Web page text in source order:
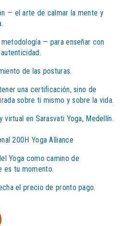
— el arte de calmar la mente y
— para enseñar con
de las posturas.
una certificación, sino de
sobre ti mismo y sobre la vida.
virtual en Sarasvati Yoga, Medellín.
200H Yoga Alliance
Yoga como camino de
es tu momento.
el precio de pronto pago.